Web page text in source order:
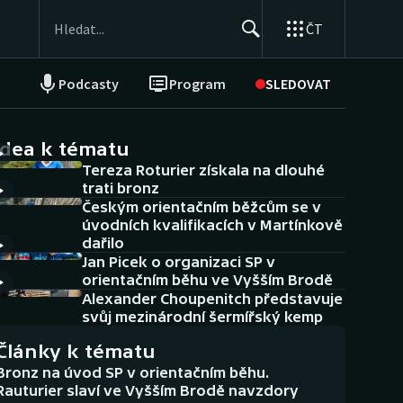
ČT
Podcasty Program SLEDOVAT
NEPŘEHLÉDNĚTE
Historické návraty
Aplikace ČT sport
AZ kvíz
k tématu
Tereza Roturier získala na dlouhé
trati bronz
Českým orientačním běžcům se v
úvodních kvalifikacích v Martínkově
dařilo
Jan Picek o organizaci SP v
orientačním běhu ve Vyšším Brodě
Alexander Choupenitch představuje
svůj mezinárodní šermířský kemp
k tématu
na úvod SP v orientačním běhu.
slaví ve Vyšším Brodě navzdory